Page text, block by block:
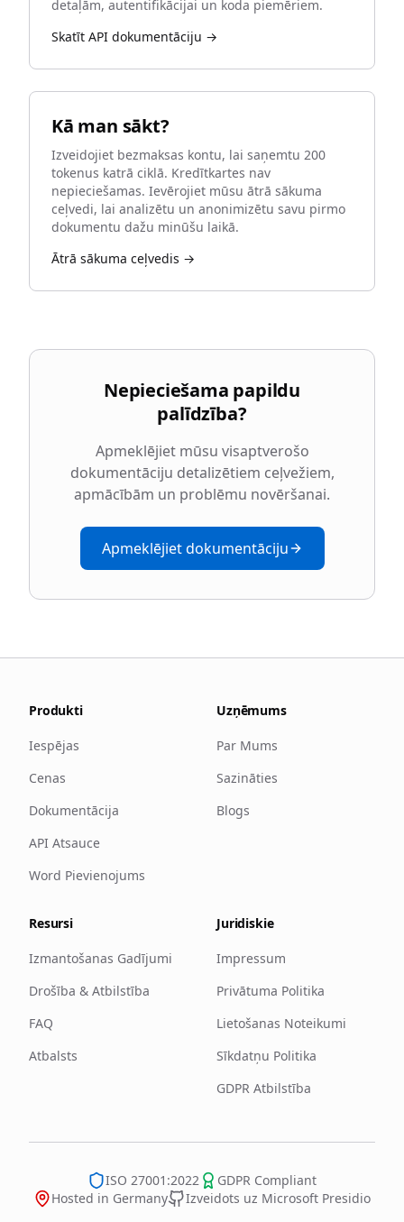
detaļām, autentifikācijai un koda piemēriem.
Skatīt API dokumentāciju →
Kā man sākt?
Izveidojiet bezmaksas kontu, lai saņemtu 200
tokenus katrā ciklā. Kredītkartes nav
nepieciešamas. Ievērojiet mūsu ātrā sākuma
ceļvedi, lai analizētu un anonimizētu savu pirmo
dokumentu dažu minūšu laikā.
Ātrā sākuma ceļvedis →
Nepieciešama papildu
palīdzība?
Apmeklējiet mūsu visaptverošo
dokumentāciju detalizētiem ceļvežiem,
apmācībām un problēmu novēršanai.
Apmeklējiet dokumentāciju
Produkti
Iespējas
Cenas
Dokumentācija
API Atsauce
Word Pievienojums
Uzņēmums
Par Mums
Sazināties
Blogs
Resursi
Izmantošanas Gadījumi
Drošība & Atbilstība
FAQ
Atbalsts
Juridiskie
Impressum
Privātuma Politika
Lietošanas Noteikumi
Sīkdatņu Politika
GDPR Atbilstība
ISO 27001:2022
GDPR Compliant
Hosted in Germany
Izveidots uz Microsoft Presidio